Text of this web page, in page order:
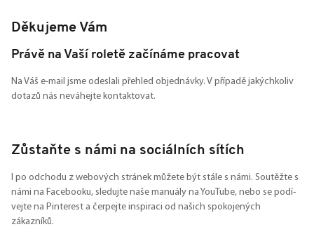
Děkujeme Vám
Právě na Vaší roletě začínáme pracovat
Na Váš e-mail jsme odeslali přehled objednávky. V případě jakýchkoliv
dotazů nás neváhejte kontaktovat.
Zůstaňte s námi na sociálních sítích
I po odchodu z webových stránek můžete být stále s námi. Soutěžte s
námi na Facebooku, sledujte naše manuály na YouTube, nebo se podí-
vejte na Pinterest a čerpejte inspiraci od našich spokojených
zákazníků.